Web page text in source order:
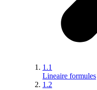
1.1
Lineaire formules
1.2